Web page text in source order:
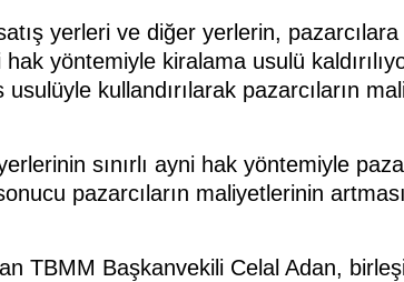
yerleri ve diğer yerlerin,
yöntemiyle kiralama usulü
kullandırılarak pazarcıların
sınırlı ayni hak yöntemiyle
pazarcıların maliyetlerinin
TBMM Başkanvekili Celal Adan,